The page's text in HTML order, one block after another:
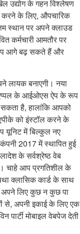
उद्योग के गहन विश्लेषण
करने के लिए, औपचारिक
स्थान पर अपने क्लाउड
कर्मचारी आमतौर पर
आगे बढ़ सकते हैं और
लायक बनाएगी। नया
ऐप्पल के आईओएस ऐप के रूप
है, हालांकि आपको
को इंस्टॉल करने के
यूनिट में बिल्कुल नए
2017 में स्थापित हुई
के सर्वश्रेष्ठ वेब
चाहे आप प्रगतिशील के
क्लासिक कार्ड के साथ
लिए कुछ न कुछ पा
से, अपनी इकाई के लिए एक
पार्टी मोबाइल वेबपेज देती